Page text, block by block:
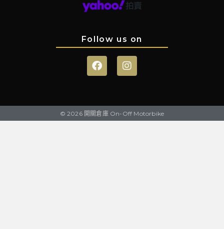
Follow us on
© 2026 開關倉庫 On-Off Motorbike